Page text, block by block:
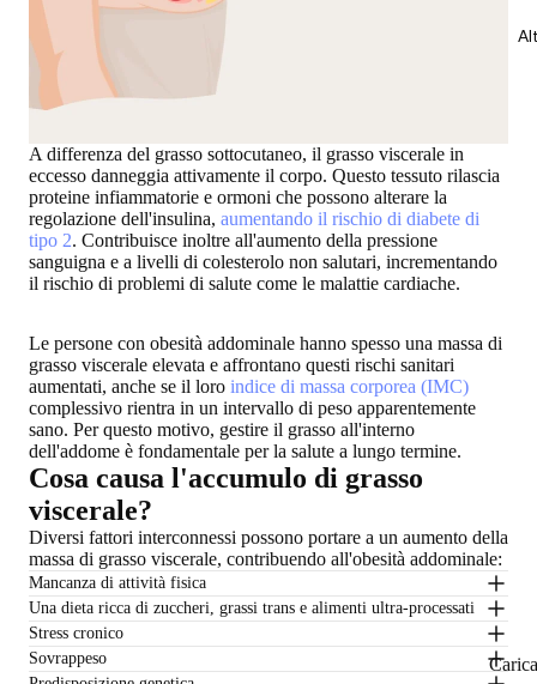
A differenza del grasso sottocutaneo, il grasso viscerale in
eccesso danneggia attivamente il corpo. Questo tessuto rilascia
proteine infiammatorie e ormoni che possono alterare la
regolazione dell'insulina, aumentando il rischio di diabete di
tipo 2. Contribuisce inoltre all'aumento della pressione
sanguigna e a livelli di colesterolo non salutari, incrementando
il rischio di problemi di salute come le malattie cardiache.
Le persone con obesità addominale hanno spesso una massa di
grasso viscerale elevata e affrontano questi rischi sanitari
aumentati, anche se il loro indice di massa corporea (IMC)
complessivo rientra in un intervallo di peso apparentemente
sano. Per questo motivo, gestire il grasso all'interno
dell'addome è fondamentale per la salute a lungo termine.
Cosa causa l'accumulo di grasso
viscerale?
Diversi fattori interconnessi possono portare a un aumento della
massa di grasso viscerale, contribuendo all'obesità addominale:
Mancanza di attività fisica
Una dieta ricca di zuccheri, grassi trans e alimenti ultra-processati
Stress cronico
Sovrappeso